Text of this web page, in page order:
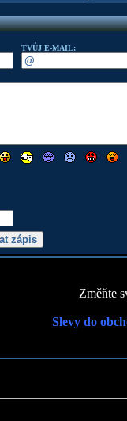
TVŮJ E-MAIL:
Změňte
Slevy do